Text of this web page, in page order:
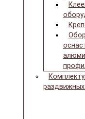
раздвижных